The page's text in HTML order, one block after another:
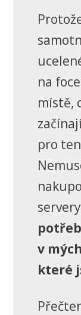
na
místě,
pro
v
které